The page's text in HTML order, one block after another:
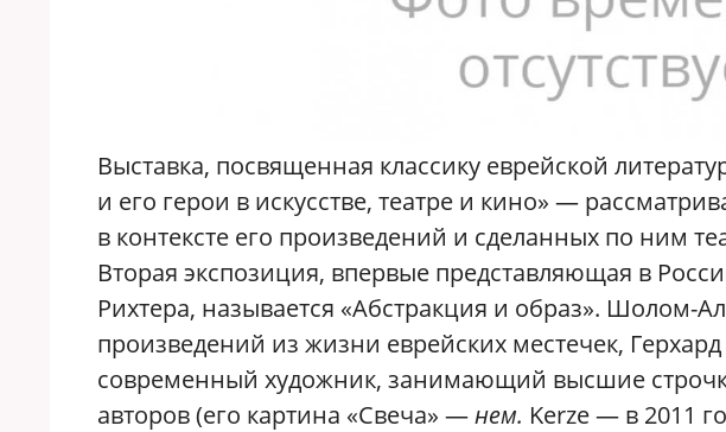
Выставка, посвященная классику еврейской
и его герои в искусстве, театре и кино» —
в контексте его произведений и сделанных по ним
Вторая экспозиция, впервые представляющая в
Рихтера, называется «Абстракция и образ». Шолом-
произведений из жизни еврейских местечек,
современный художник, занимающий высшие
авторов (его картина «Свеча» —нем. Kerze — в 2011